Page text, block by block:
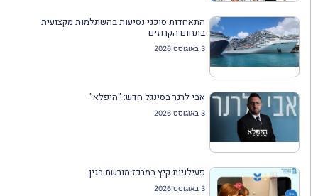
התאחדות סוכני נסיעות בהשתלמות מקצועית
בתחום הקרוזים
3 באוגוסט 2026
אבי לרנר בסינגל חדש: "היפלא"
3 באוגוסט 2026
פעילויות קיץ במרכז מורשת בגין
3 באוגוסט 2026